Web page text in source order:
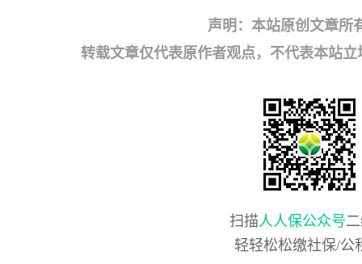
声明：本站原创文章所
转载文章仅代表原作者观点，不代表本站
扫描人人保公众号
轻轻松松缴社保/公